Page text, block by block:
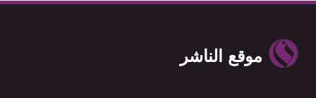
موقع الناشر